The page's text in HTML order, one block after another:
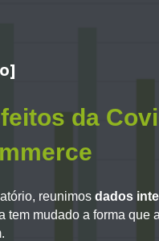
da
reunimos dados
tem mudado a forma que